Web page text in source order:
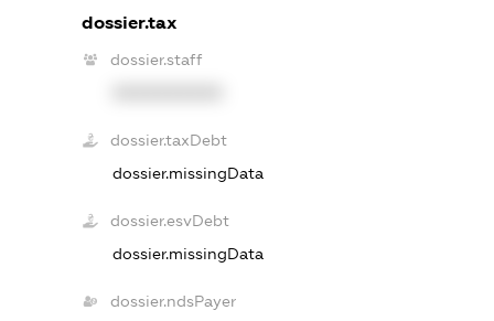
dossier.tax
dossier.staff
dossier.taxDebt
dossier.missingData
dossier.esvDebt
dossier.missingData
dossier.ndsPayer